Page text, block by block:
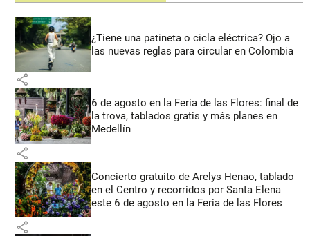
¿Tiene una patineta o cicla eléctrica? Ojo a
las nuevas reglas para circular en Colombia
share
6 de agosto en la Feria de las Flores: final de
la trova, tablados gratis y más planes en
Medellín
share
Concierto gratuito de Arelys Henao, tablado
en el Centro y recorridos por Santa Elena
este 6 de agosto en la Feria de las Flores
share